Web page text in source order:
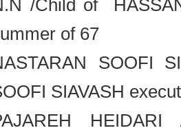
N.N /Child of
summer of 67
NASTARAN
SOOFI SIAVASH
PAJAREH